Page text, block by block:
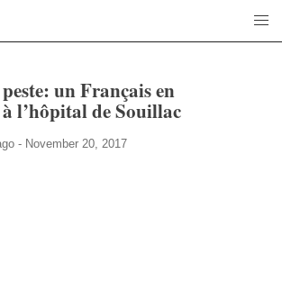
un Français en
l’hôpital de Souillac
- November 20, 2017